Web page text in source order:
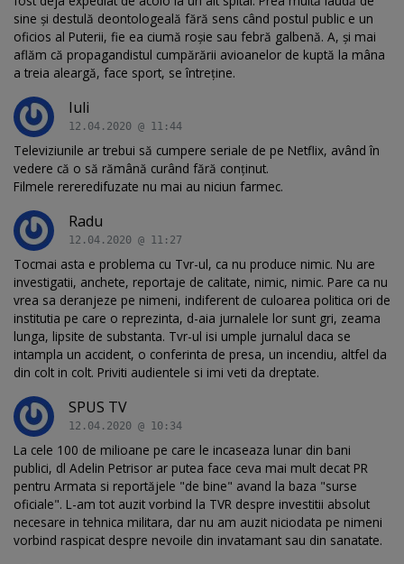
sine și destulă deontologeală fără sens când postul public e un
oficios al Puterii, fie ea ciumă roșie sau febră galbenă. A, și mai
aflăm că propagandistul cumpărării avioanelor de kuptă la mâna
a treia aleargă, face sport, se întreține.
Iuli
12.04.2020 @ 11:44
Televiziunile ar trebui să cumpere seriale de pe Netflix, având în
vedere că o să rămână curând fără conţinut.
Filmele rereredifuzate nu mai au niciun farmec.
Radu
12.04.2020 @ 11:27
Tocmai asta e problema cu Tvr-ul, ca nu produce nimic. Nu are
investigatii, anchete, reportaje de calitate, nimic, nimic. Pare ca nu
vrea sa deranjeze pe nimeni, indiferent de culoarea politica ori de
institutia pe care o reprezinta, d-aia jurnalele lor sunt gri, zeama
lunga, lipsite de substanta. Tvr-ul isi umple jurnalul daca se
intampla un accident, o conferinta de presa, un incendiu, altfel da
din colt in colt. Priviti audientele si imi veti da dreptate.
SPUS TV
12.04.2020 @ 10:34
La cele 100 de milioane pe care le incaseaza lunar din bani
publici, dl Adelin Petrisor ar putea face ceva mai mult decat PR
pentru Armata si reportăjele "de bine" avand la baza "surse
oficiale". L-am tot auzit vorbind la TVR despre investitii absolut
necesare in tehnica militara, dar nu am auzit niciodata pe nimeni
vorbind raspicat despre nevoile din invatamant sau din sanatate.